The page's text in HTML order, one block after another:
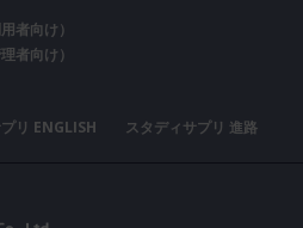
者向け）
者向け）
リ ENGLISH スタディサプリ 進路